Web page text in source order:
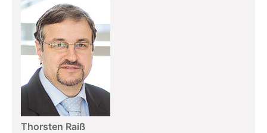
Thorsten Raiß